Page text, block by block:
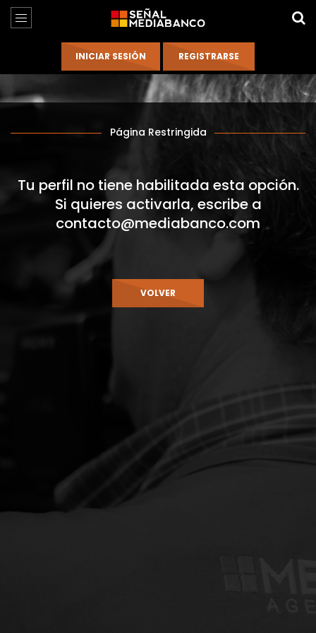
Página Restringida
Tu perfil no tiene habilitada esta opción.
Si quieres activarla, escribe a
contacto@mediabanco.com